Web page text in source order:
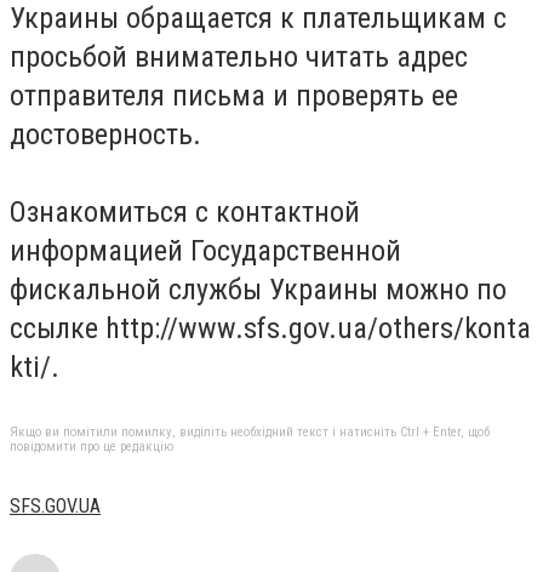
Украины обращается к плательщикам с
просьбой внимательно читать адрес
отправителя письма и проверять ее
достоверность.
Ознакомиться с контактной
информацией Государственной
фискальной службы Украины можно по
ссылке http://www.sfs.gov.ua/others/konta
kti/.
Якщо ви помітили помилку, виділіть необхідний текст і натисніть Ctrl + Enter, щоб
повідомити про це редакцію
SFS.GOV.UA